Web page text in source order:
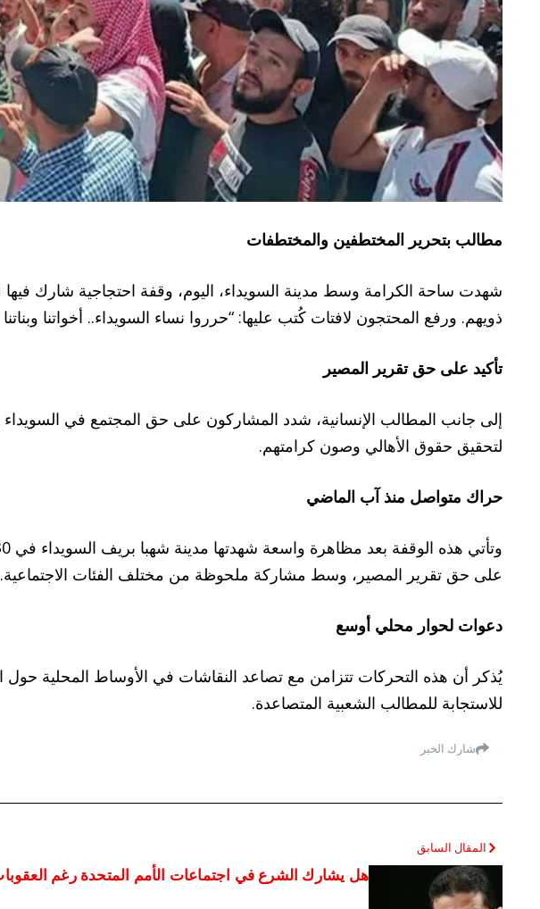
مطالب بتحرير المختطفين والمختطفات
شهدت ساحة الكرامة وسط مدينة السويداء، اليوم، وقفة احتجاجية شارك
ذويهم. ورفع المحتجون لافتات كُتب عليها: “حرروا نساء السويداء.. أخواتنا
تأكيد على حق تقرير المصير
إلى جانب المطالب الإنسانية، شدد المشاركون على حق المجتمع في
لتحقيق حقوق الأهالي وصون كرامتهم.
حراك متواصل منذ آب الماضي
على حق تقرير المصير، وسط مشاركة ملحوظة من مختلف الفئات الاجتماعية.
دعوات لحوار محلي أوسع
يُذكر أن هذه التحركات تتزامن مع تصاعد النقاشات في الأوساط المحلية
للاستجابة للمطالب الشعبية المتصاعدة.
شارك الخبر
المقال السابق
هل يشارك الشرع في اجتماعات الأمم المتحدة رغم